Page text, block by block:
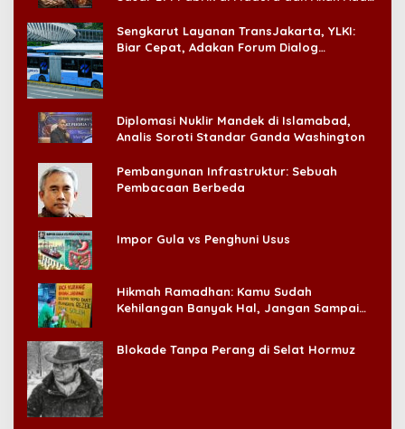
Sengkarut Layanan TransJakarta, YLKI:
Biar Cepat, Adakan Forum Dialog
Diplomasi Nuklir Mandek di Islamabad,
Analis Soroti Standar Ganda Washington
Pembangunan Infrastruktur: Sebuah
Pembacaan Berbeda
Impor Gula vs Penghuni Usus
Hikmah Ramadhan: Kamu Sudah
Kehilangan Banyak Hal, Jangan Sampai
Blokade Tanpa Perang di Selat Hormuz